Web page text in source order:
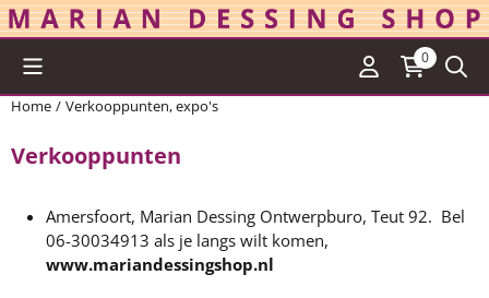
Cookievoorkeuren zijn momenteel gesloten.
0
Home / Verkooppunten, expo's
Verkooppunten
Amersfoort, Marian Dessing Ontwerpburo, Teut 92. Bel
06-30034913 als je langs wilt komen,
www.mariandessingshop.nl